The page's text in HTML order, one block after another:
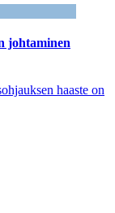
johtaminen
haaste on